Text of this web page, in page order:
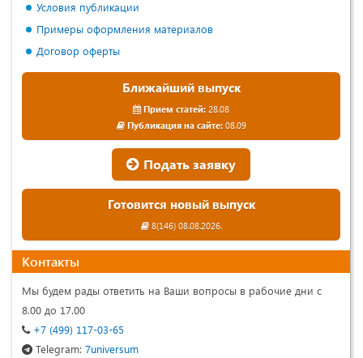
Условия публикации
Примеры оформления материалов
Договор оферты
Ближайший выпуск
Прием статей: 28.08
Публикация на сайте:08.09
Подать заявку
Готовится новый выпуск
8(146) 08.08.2026.
Контакты
Мы будем рады ответить на Ваши вопросы в рабочие дни с
8.00 до 17.00
+7 (499) 117-03-65
Telegram: 7universum